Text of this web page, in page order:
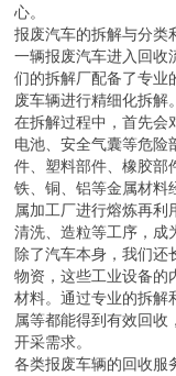
心。
报废汽车的拆解与分类
一辆报废汽车进入回收
们的拆解厂配备了专业
废车辆进行精细化拆解。
在拆解过程中，首先会
电池、安全气囊等危险
件、塑料部件、橡胶部
铁、铜、铝等金属材料
属加工厂进行熔炼再利
清洗、造粒等工序，成
除了汽车本身，我们还
物资，这些工业设备的
材料。通过专业的拆解
属等都能得到有效回收
开采需求。
各类报废车辆的回收服